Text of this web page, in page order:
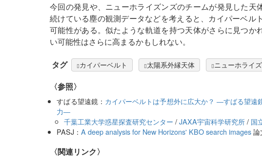
今回の発見や、ニューホライズンズのチームが発見した
続けている塵の観測データなどを考えると、カイパーベル
可能性がある。似たような軌道を持つ天体がさらに見つ
い可能性はさらに高まるかもしれない。
タグ カイパーベルト 太陽系外縁天体 ニューホライ
〈参照〉
すばる望遠鏡： カイパーベルトは予想外に広大か？ ―すばる望
力―
千葉工業大学惑星探査研究センター /JAXA宇宙科学研究所/ 国
PASJ：A deep analysis for New Horizons' KBO search images論
〈関連リンク〉